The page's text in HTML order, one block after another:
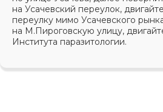
на Усачевский переулок,
переулку мимо Усачевского
на М.Пироговскую улицу,
Института паразитологии.